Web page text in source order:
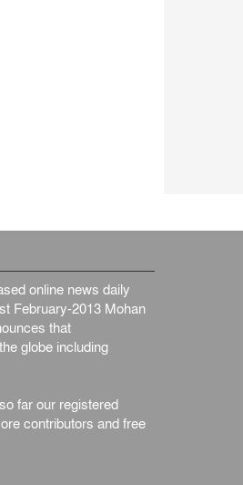
online news daily
February-2013 Mohan
that
globe including
far our registered
contributors and free